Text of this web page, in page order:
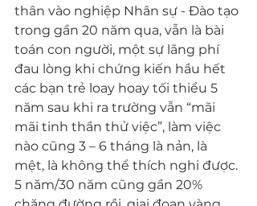
thân vào nghiệp Nhân sự - Đào tạo
trong gần 20 năm qua, vẫn là bài
toán con người, một sự lãng phí
đau lòng khi chứng kiến hầu hết
các bạn trẻ loay hoay tối thiểu 5
năm sau khi ra trường vẫn “mãi
mãi tinh thần thử việc”, làm việc
nào cũng 3 – 6 tháng là nản, là
mệt, là không thể thích nghi được.
5 năm/30 năm cũng gần 20%